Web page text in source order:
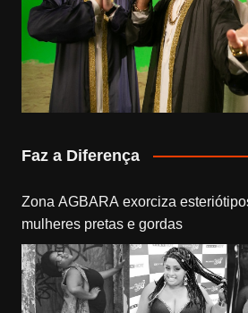
Faz a Diferença
Zona AGBARA exorciza
mulheres pretas e gordas